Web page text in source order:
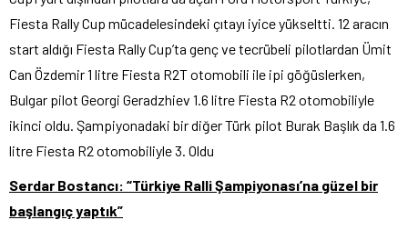
Fiesta Rally Cup mücadelesindeki çıtayı iyice yükseltti. 12 aracın
start aldığı Fiesta Rally Cup’ta genç ve tecrübeli pilotlardan Ümit
Can Özdemir 1 litre Fiesta R2T otomobili ile ipi göğüslerken,
Bulgar pilot Georgi Geradzhiev 1.6 litre Fiesta R2 otomobiliyle
ikinci oldu. Şampiyonadaki bir diğer Türk pilot Burak Başlık da 1.6
litre Fiesta R2 otomobiliyle 3. Oldu
Serdar Bostancı: “Türkiye Ralli Şampiyonası’na güzel bir
başlangıç yaptık”